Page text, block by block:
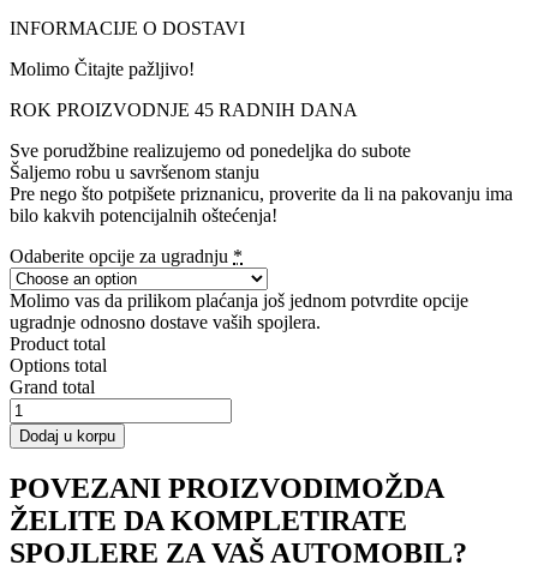
INFORMACIJE O DOSTAVI
Molimo Čitajte pažljivo!
ROK PROIZVODNJE 45 RADNIH DANA
Sve porudžbine realizujemo od ponedeljka do subote
Šaljemo robu u savršenom stanju
Pre nego što potpišete priznanicu, proverite da li na pakovanju ima
bilo kakvih potencijalnih oštećenja!
Odaberite opcije za ugradnju *
Molimo vas da prilikom plaćanja još jednom potvrdite opcije
ugradnje odnosno dostave vaših spojlera.
Product total
Options total
Grand total
Front
Splitter
V.2
Focus
ST-
Line
Mk3
Dodaj u korpu
POVEZANI PROIZVODIMOŽDA
ŽELITE DA KOMPLETIRATE
SPOJLERE ZA VAŠ AUTOMOBIL?